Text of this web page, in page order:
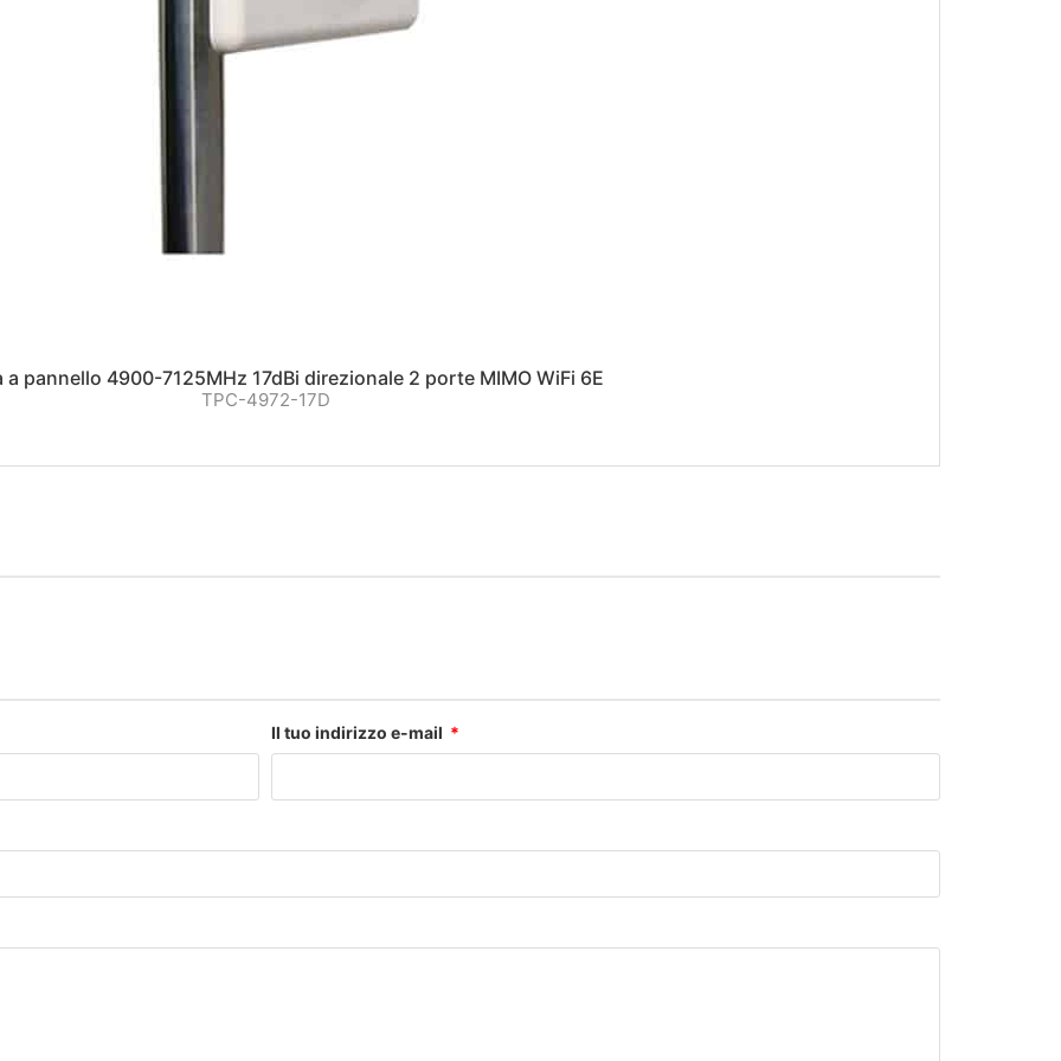
a pannello 4900-7125MHz 17dBi direzionale 2 porte MIMO WiFi 6E
TPC-4972-17D
Il tuo indirizzo e-mail